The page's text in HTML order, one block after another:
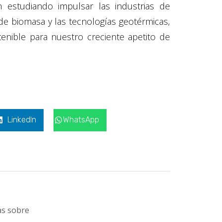
impulsar las industrias de
biomasa y las tecnologías geotérmicas,
para nuestro creciente apetito de
LinkedIn WhatsApp
sobre